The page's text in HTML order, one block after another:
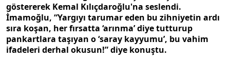
göstererek Kemal Kılıçdaroğlu'na seslendi.
İmamoğlu, “Yargıyı tarumar eden bu zihniyetin ardı
sıra koşan, her fırsatta ‘arınma’ diye tutturup
pankartlara taşıyan o ‘saray kayyumu’, bu vahim
ifadeleri derhal okusun!” diye konuştu.